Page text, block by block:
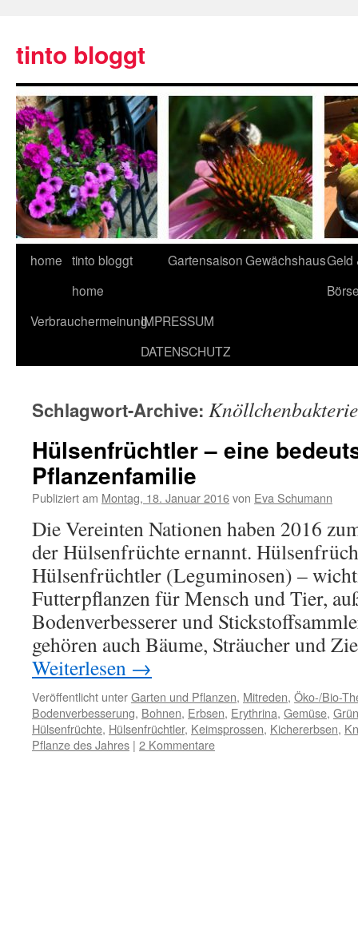
tinto bloggt
home tinto bloggt
home
GartensaisonGewächshausGeld
VerbrauchermeinungIMPRESSUM
DATENSCHUTZ
Schlagwort-Archive:
Hülsenfrüchtler – eine
Pflanzenfamilie
Publiziert am Montag, 18. Januar 2016von Eva Schumann
Die Vereinten Nationen haben 2016
der Hülsenfrüchte ernannt.
Hülsenfrüchtler (Leguminosen) –
Futterpflanzen für Mensch und Tier,
Bodenverbesserer und
gehören auch Bäume, Sträucher und
Weiterlesen →
Veröffentlicht unterGarten und Pflanzen, Mitreden, Öko-/Bio-
Bodenverbesserung, Bohnen, Erbsen, Erythrina, Gemüse,
Hülsenfrüchte, Hülsenfrüchtler, Keimsprossen, Kichererbsen,
Pflanze des Jahres | 2 Kommentare